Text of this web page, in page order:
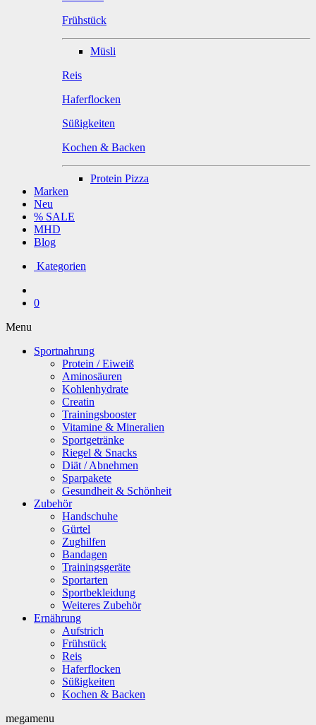
Frühstück
Müsli
Reis
Haferflocken
Süßigkeiten
Kochen & Backen
Protein Pizza
Marken
Neu
% SALE
MHD
Blog
Kategorien
0
Menu
Sportnahrung
Protein / Eiweiß
Aminosäuren
Kohlenhydrate
Creatin
Trainingsbooster
Vitamine & Mineralien
Sportgetränke
Riegel & Snacks
Diät / Abnehmen
Sparpakete
Gesundheit & Schönheit
Zubehör
Handschuhe
Gürtel
Zughilfen
Bandagen
Trainingsgeräte
Sportarten
Sportbekleidung
Weiteres Zubehör
Ernährung
Aufstrich
Frühstück
Reis
Haferflocken
Süßigkeiten
Kochen & Backen
megamenu